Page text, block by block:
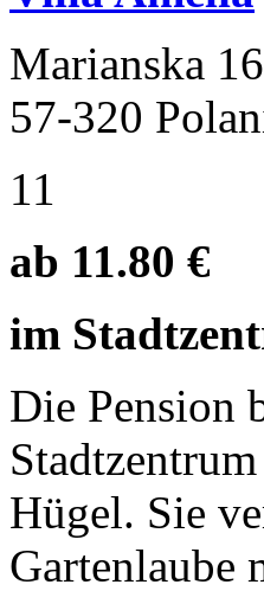
Marianska 16
57-320
11
ab 11.80 €
im
Die Pension
Hügel. Sie